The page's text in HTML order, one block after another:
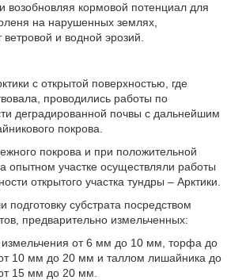
возобновляя кормовой потенциал для
на нарушенных землях,
и водной эрозий.
с открытой поверхностью, где
проводились работы по
деградированной почвы с дальнейшим
покрова.
покрова и при положительной
опытном участке осуществляли работы
открытого участка тундры – Арктики.
подготовку субстрата посредством
предварительно измельченных:
от 6 мм до 10 мм, торфа до
10 мм до 20 мм и таллом лишайника до
15 мм до 20 мм.